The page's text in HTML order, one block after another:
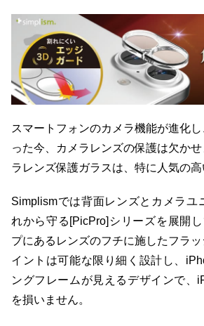
スマートフォンのカメラ機能が進化
った今、カメラレンズの保護は欠か
ラレンズ保護ガラスは、特に人気の高
Simplismでは背面レンズとカメラユ
れから守る[PicPro]シリーズを展開
プにあるレンズのフチに施したフラ
イントは可能な限り細く設計し、
ングフレームが見えるデザインで、
を損いません。